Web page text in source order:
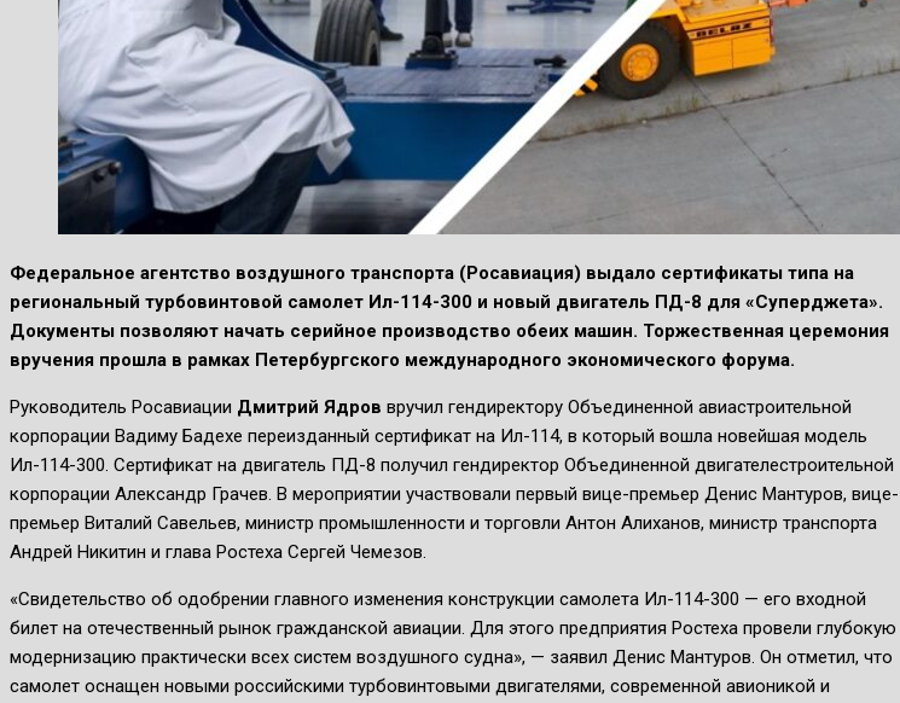
Федеральное агентство воздушного транспорта (Росавиация) выдало сертификаты типа на
региональный турбовинтовой самолет Ил-114-300 и новый двигатель ПД-8 для «Суперджета».
Документы позволяют начать серийное производство обеих машин. Торжественная церемония
вручения прошла в рамках Петербургского международного экономического форума.
Руководитель Росавиации Дмитрий Ядров вручил гендиректору Объединенной авиастроительной
корпорации Вадиму Бадехе переизданный сертификат на Ил-114, в который вошла новейшая модель
Ил-114-300. Сертификат на двигатель ПД-8 получил гендиректор Объединенной двигателестроительной
корпорации Александр Грачев. В мероприятии участвовали первый вице-премьер Денис Мантуров, вице-
премьер Виталий Савельев, министр промышленности и торговли Антон Алиханов, министр транспорта
Андрей Никитин и глава Ростеха Сергей Чемезов.
«Свидетельство об одобрении главного изменения конструкции самолета Ил-114-300 — его входной
билет на отечественный рынок гражданской авиации. Для этого предприятия Ростеха провели глубокую
модернизацию практически всех систем воздушного судна», — заявил Денис Мантуров. Он отметил, что
самолет оснащен новыми российскими турбовинтовыми двигателями, современной авионикой и